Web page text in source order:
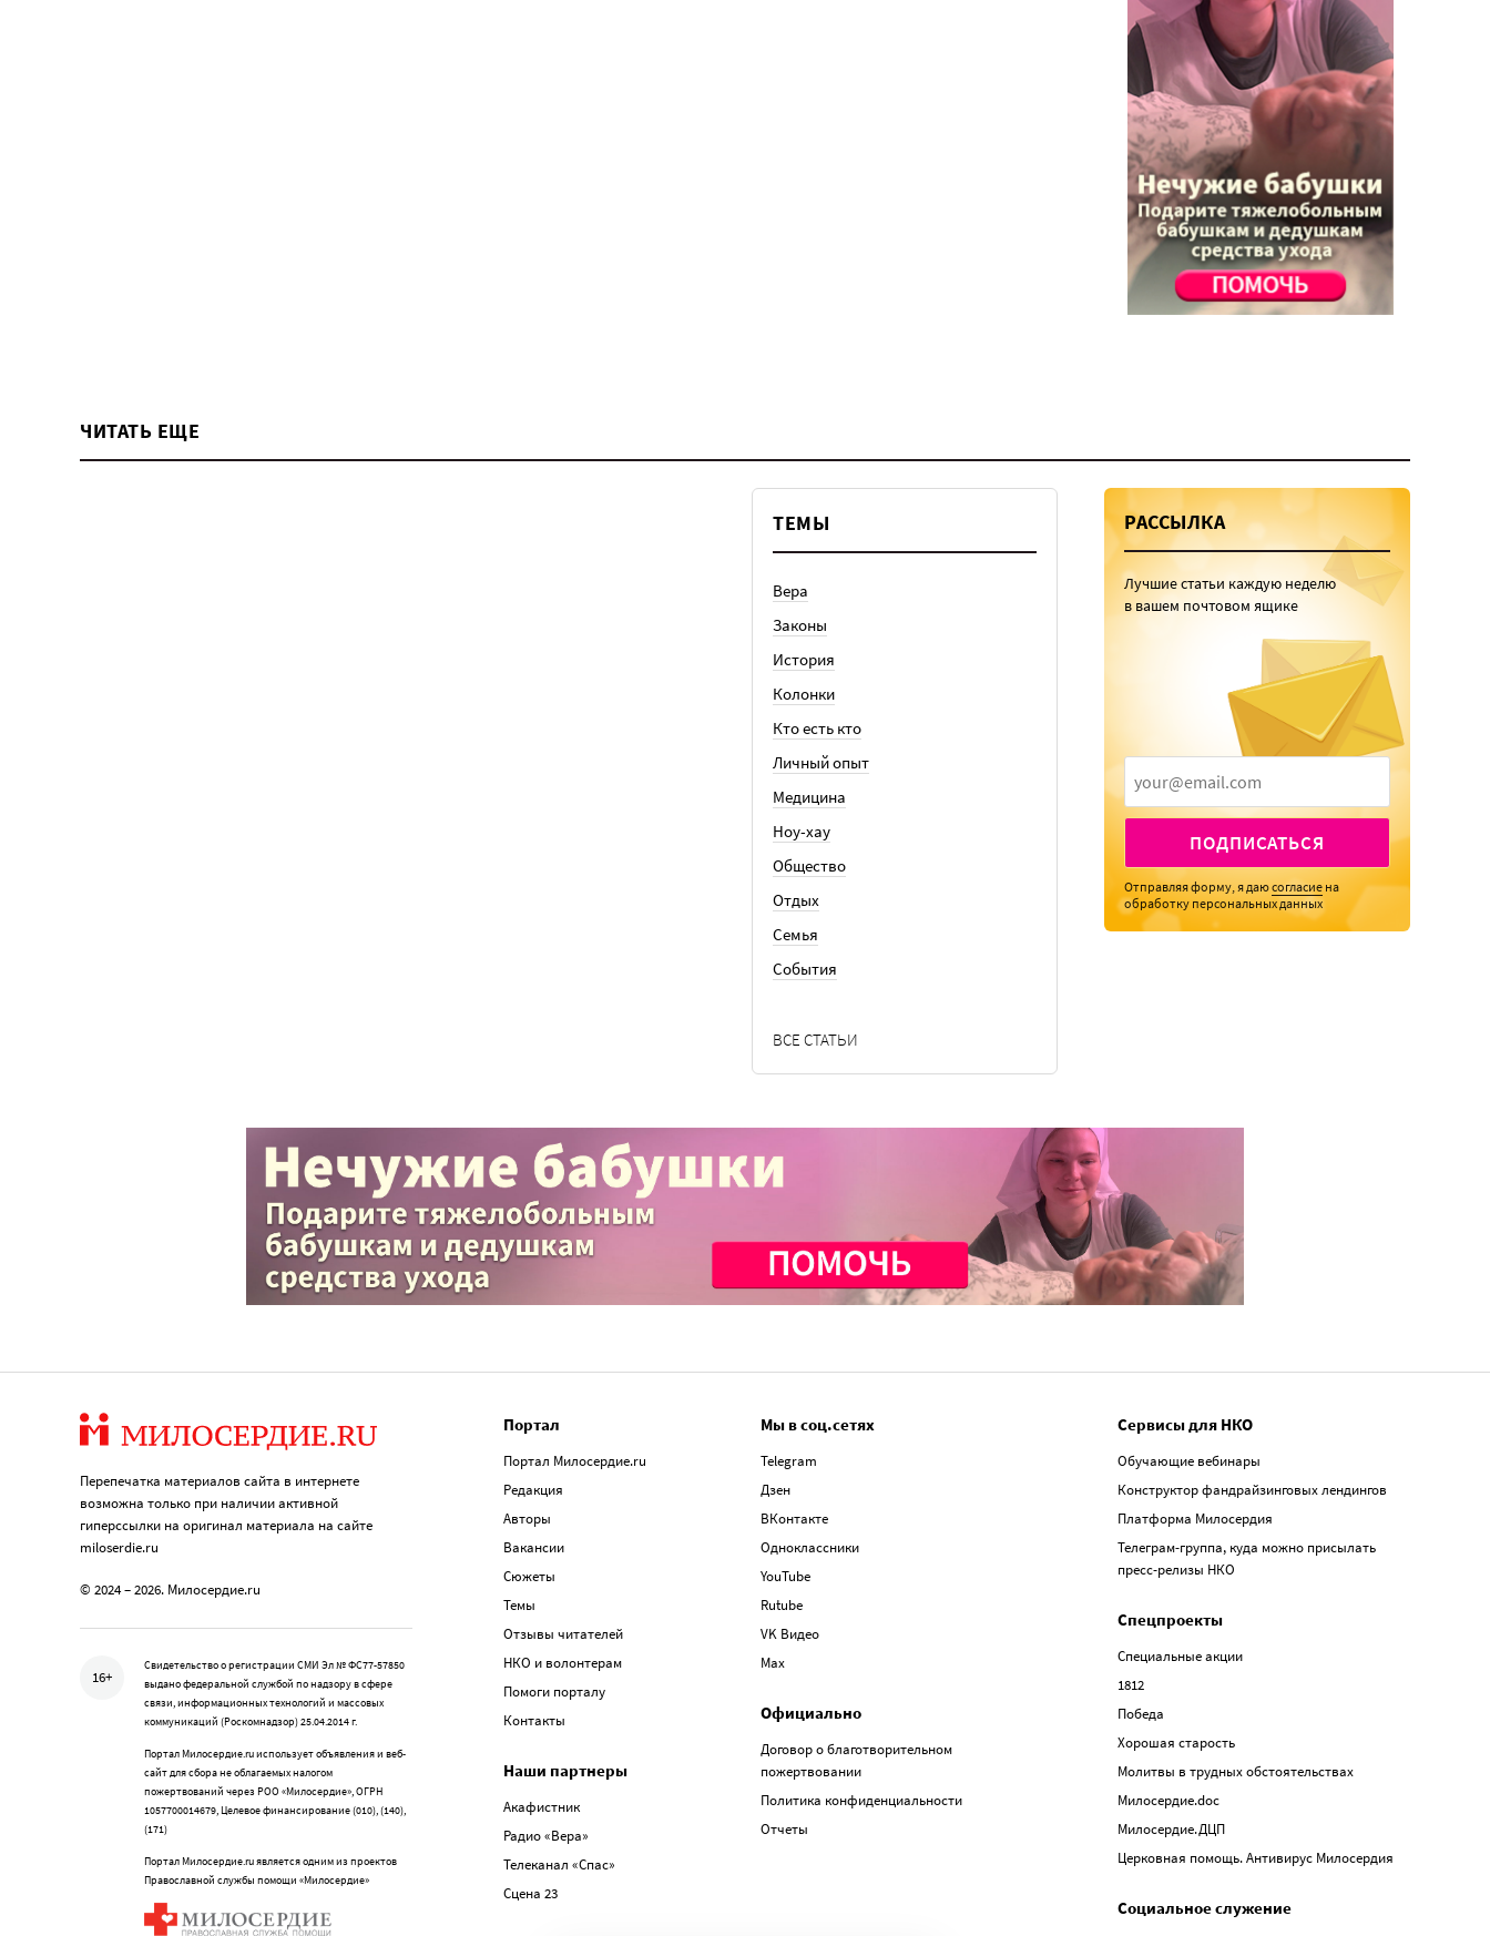
ЧИТАТЬ ЕЩЕ
ТЕМЫ
Вера
Законы
История
Колонки
Кто есть кто
Личный опыт
Медицина
Ноу-хау
Общество
Отдых
Семья
События
ВСЕ СТАТЬИ
РАССЫЛКА
Лучшие статьи каждую неделю
в вашем почтовом ящике
ПОДПИСАТЬСЯ
Отправляя форму, я даюсогласие на
обработку персональных данных
Перепечатка материалов сайта в интернете
возможна только при наличии активной
гиперссылки на оригинал материала на сайте
miloserdie.ru
© 2024 – 2026. Милосердие.ru
16+
Свидетельство о регистрации СМИ Эл № ФС77-57850
выдано федеральной службой по надзору в сфере
связи, информационных технологий и массовых
коммуникаций (Роскомнадзор) 25.04.2014 г.
Портал Милосердие.ru использует объявления и веб-
сайт для сбора не облагаемых налогом
пожертвований через РОО «Милосердие», ОГРН
1057700014679, Целевое финансирование (010), (140),
(171)
Портал Милосердие.ru является одним из проектов
Православной службы помощи «Милосердие»
Портал
Портал Милосердие.ru
Редакция
Авторы
Вакансии
Сюжеты
Темы
Отзывы читателей
НКО и волонтерам
Помоги порталу
Контакты
Наши партнеры
Акафистник
Радио «Вера»
Телеканал «Спас»
Сцена 23
Мы в соц.сетях
Telegram
Дзен
ВКонтакте
Одноклассники
YouTube
Rutube
VK Видео
Max
Официально
Договор о благотворительном
пожертвовании
Политика конфиденциальности
Отчеты
Сервисы для НКО
Обучающие вебинары
Конструктор фандрайзинговых лендингов
Платформа Милосердия
Телеграм-группа, куда можно присылать
пресс-релизы НКО
Спецпроекты
Специальные акции
1812
Победа
Хорошая старость
Молитвы в трудных обстоятельствах
Милосердие.doc
Милосердие.ДЦП
Церковная помощь. Антивирус Милосердия
Социальное служение